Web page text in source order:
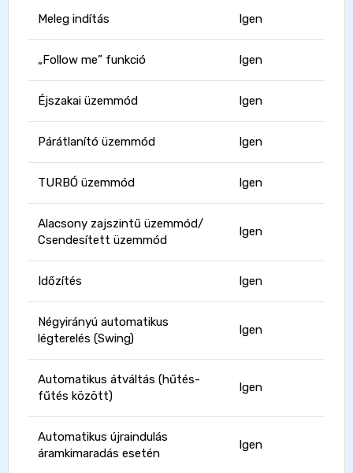
Meleg indítás Igen
„Follow me” funkció Igen
Éjszakai üzemmód Igen
Párátlanító üzemmód Igen
TURBÓ üzemmód Igen
Alacsony zajszintű üzemmód/
Csendesített üzemmód
Igen
Időzítés Igen
Négyirányú automatikus
légterelés (Swing)
Igen
Automatikus átváltás (hűtés-
fűtés között)
Igen
Automatikus újraindulás
áramkimaradás esetén
Igen